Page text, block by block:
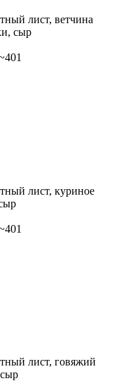
лист, ветчина
сыр
лист, куриное
лист, говяжий